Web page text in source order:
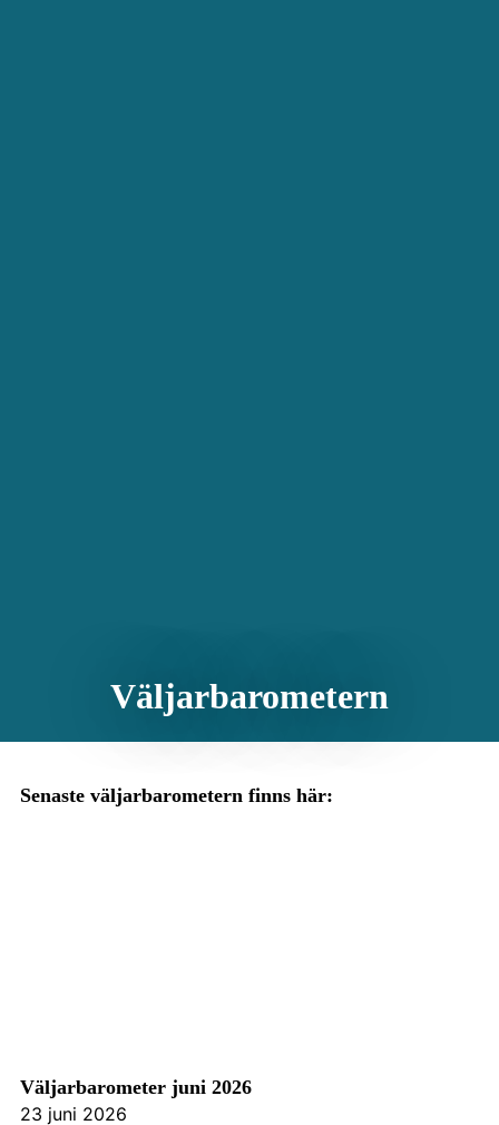
Väljarbarometern
Senaste väljarbarometern finns här:
Väljarbarometer juni 2026
23 juni 2026